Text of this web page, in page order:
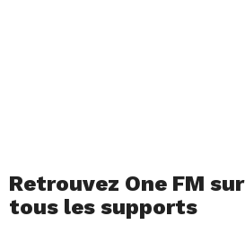
Retrouvez One FM sur
tous les supports